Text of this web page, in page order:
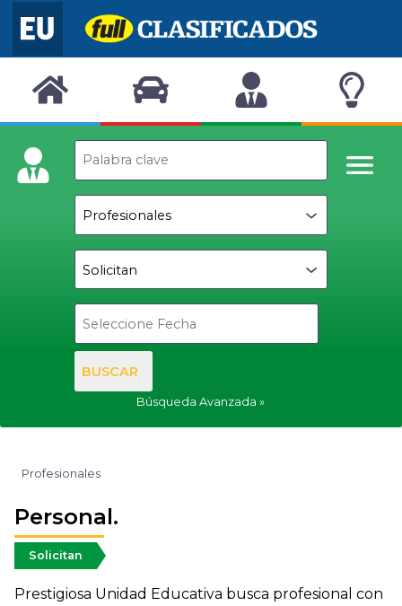
BUSCAR
Búsqueda Avanzada
Profesionales
Personal.
Solicitan
Prestigiosa Unidad Educativa busca profesional con